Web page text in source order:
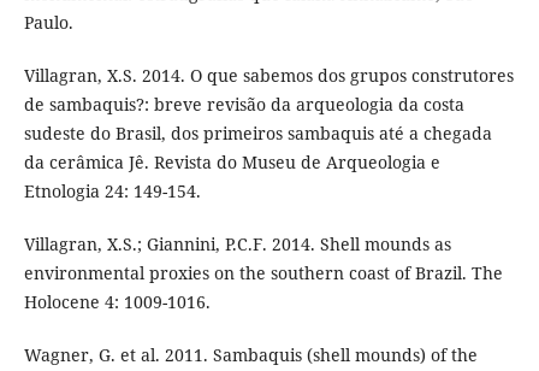
Paulo.
Villagran, X.S. 2014. O que sabemos dos grupos construtores
de sambaquis?: breve revisão da arqueologia da costa
sudeste do Brasil, dos primeiros sambaquis até a chegada
da cerâmica Jê. Revista do Museu de Arqueologia e
Etnologia 24: 149-154.
Villagran, X.S.; Giannini, P.C.F. 2014. Shell mounds as
environmental proxies on the southern coast of Brazil. The
Holocene 4: 1009-1016.
Wagner, G. et al. 2011. Sambaquis (shell mounds) of the